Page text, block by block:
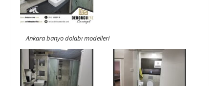
Ankara banyo dolabı modelleri